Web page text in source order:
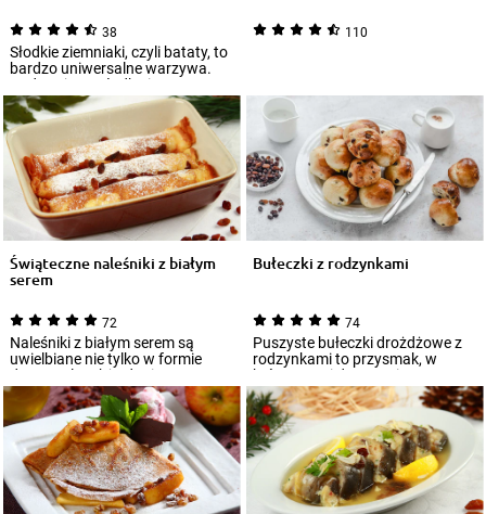
38
Słodkie ziemniaki, czyli bataty, to
bardzo uniwersalne warzywa.
Podasz je na słodko i
wytrawnie...
110
Świąteczne naleśniki z białym
serem
72
Naleśniki z białym serem są
uwielbiane nie tylko w formie
deseru, ale także dania
obiadowego. Wyr...
Bułeczki z rodzynkami
74
Puszyste bułeczki drożdżowe z
rodzynkami to przysmak, w
którym twoi domownicy
zakochają się od pi...